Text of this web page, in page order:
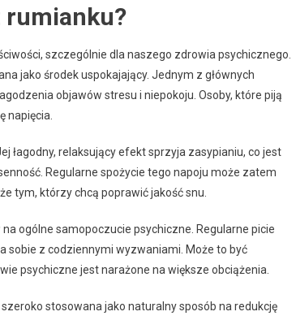
rumianku?
szczególnie dla naszego zdrowia psychicznego.
jako środek uspokajający. Jednym z głównych
objawów stresu i niepokoju. Osoby, które piją
napięcia.
łagodny, relaksujący efekt sprzyja zasypianiu, co jest
Regularne spożycie tego napoju może zatem
tym, którzy chcą poprawić jakość snu.
ogólne samopoczucie psychiczne. Regularne picie
sobie z codziennymi wyzwaniami. Może to być
psychiczne jest narażone na większe obciążenia.
stosowana jako naturalny sposób na redukcję